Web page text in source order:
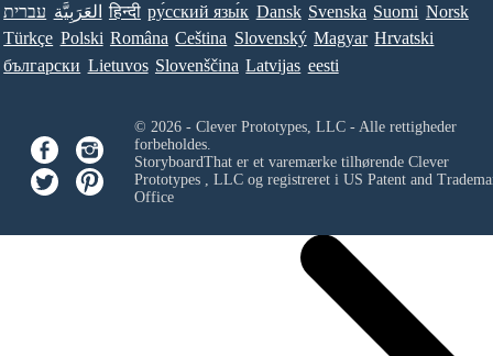
עברית العَرَبِيَّة हिन्दी ру́сский язы́к Dansk Svenska Suomi Norsk
Türkçe Polski Româna Ceština Slovenský Magyar Hrvatski
български Lietuvos Slovenščina Latvijas eesti
© 2026 - Clever Prototypes, LLC - Alle rettigheder
forbeholdes.
StoryboardThat er et varemærke tilhørende Clever
Prototypes , LLCog registreret i US Patent and
Office